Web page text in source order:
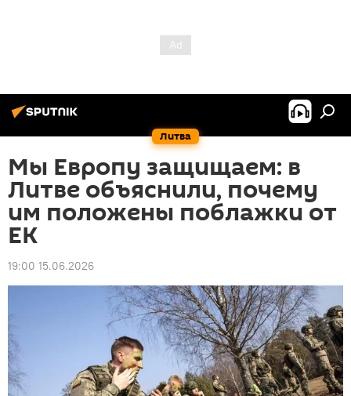
Литва
Мы Европу защищаем: в
Литве объяснили, почему
им положены поблажки от
ЕК
19:00 15.06.2026